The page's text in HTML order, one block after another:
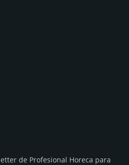
de Profesional Horeca para